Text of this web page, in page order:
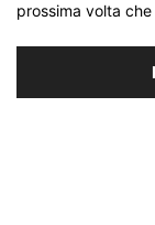
prossima volta